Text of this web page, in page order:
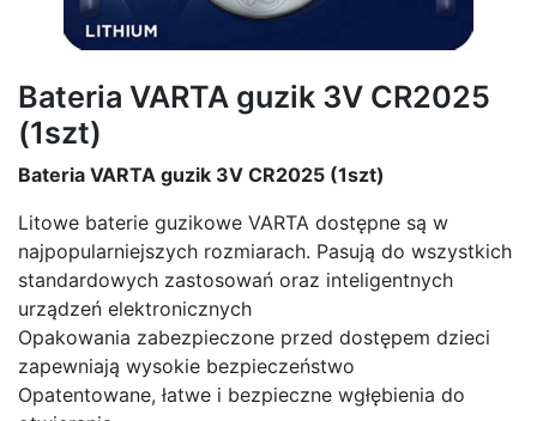
Bateria VARTA guzik 3V CR2025
(1szt)
Bateria VARTA guzik 3V CR2025 (1szt)
Litowe baterie guzikowe VARTA dostępne są w
najpopularniejszych rozmiarach. Pasują do wszystkich
standardowych zastosowań oraz inteligentnych
urządzeń elektronicznych
Opakowania zabezpieczone przed dostępem dzieci
zapewniają wysokie bezpieczeństwo
Opatentowane, łatwe i bezpieczne wgłębienia do